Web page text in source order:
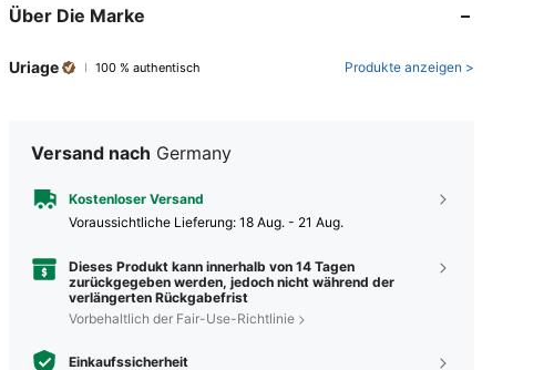
Über Die Marke
Uriage 100 % authentisch Produkte anzeigen >
Versand nach Germany
Kostenloser Versand
Voraussichtliche Lieferung: 18 Aug. - 21 Aug.
Dieses Produkt kann innerhalb von 14 Tagen
zurückgegeben werden, jedoch nicht während der
verlängerten Rückgabefrist
Vorbehaltlich der Fair-Use-Richtlinie
Einkaufssicherheit